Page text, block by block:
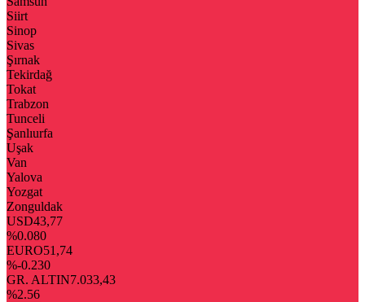
Siirt
Sinop
Sivas
Şırnak
Tekirdağ
Tokat
Trabzon
Tunceli
Şanlıurfa
Uşak
Van
Yalova
Yozgat
Zonguldak
USD43,77
%0.080
EURO51,74
%-0.230
GR. ALTIN7.033,43
%2.56